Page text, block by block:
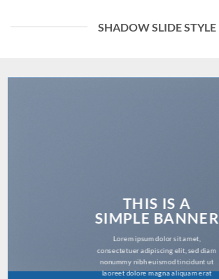
SHADOW SLIDE STYLE
THIS IS A
SIMPLE BANNER
Lorem ipsum dolor sit amet,
consectetuer adipiscing elit, sed diam
nonummy nibh euismod tincidunt ut
laoreet dolore magna aliquam erat